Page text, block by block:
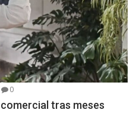
0
tras meses